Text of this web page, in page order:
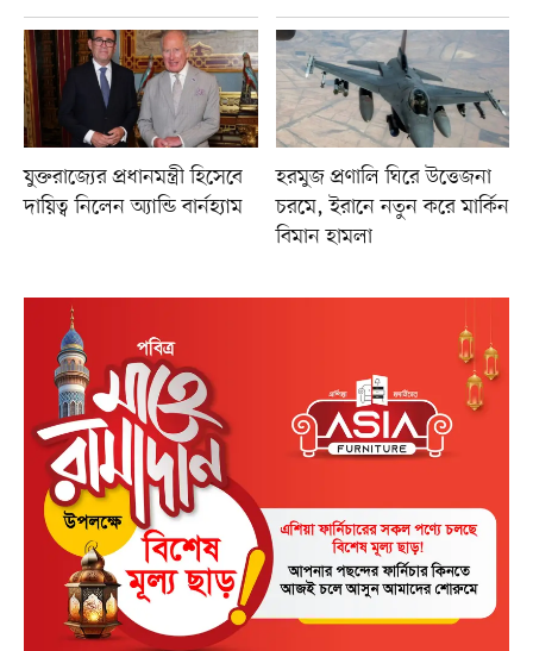
যুক্তরাজ্যের প্রধানমন্ত্রী হিসেবে
দায়িত্ব নিলেন অ্যান্ডি বার্নহ্যাম
হরমুজ প্রণালি ঘিরে উত্তেজনা
চরমে, ইরানে নতুন করে মার্কিন
বিমান হামলা